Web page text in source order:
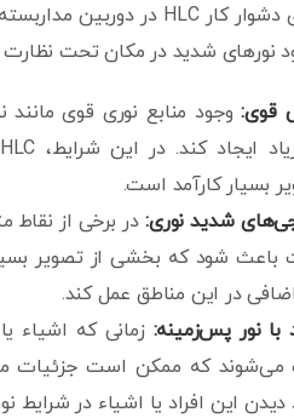
نورهای شدید در مکان تحت
قوی:وجود منابع نوری قوی مانند
بسیار کارآمد است.
شدید نوری: در برخی از نقاط
در این مناطق عمل کند.
با نور پس‌زمینه: زمانی که اشیاء
دیدن این افراد یا اشیاء در شرایط